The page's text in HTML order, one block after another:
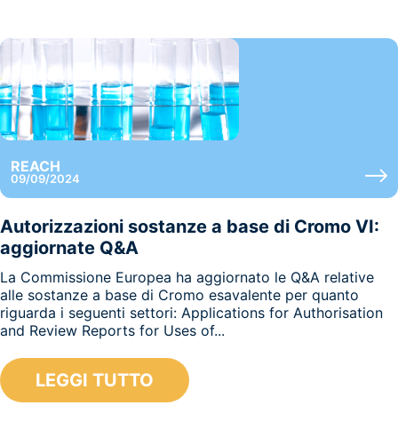
REACH
09/09/2024
Autorizzazioni sostanze a base di Cromo VI:
aggiornate Q&A
La Commissione Europea ha aggiornato le Q&A relative
alle sostanze a base di Cromo esavalente per quanto
riguarda i seguenti settori: Applications for Authorisation
and Review Reports for Uses of...
LEGGI TUTTO